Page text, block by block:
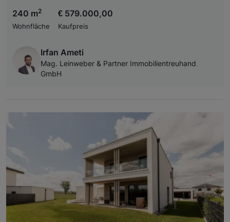
240 m2
Wohnfläche
€ 579.000,00
Kaufpreis
Irfan Ameti
Mag. Leinweber & Partner Immobilientreuhand
GmbH